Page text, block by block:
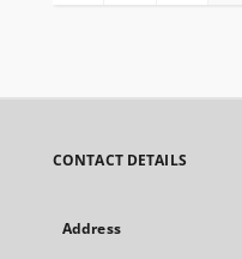
CONTACT DETAILS
Address